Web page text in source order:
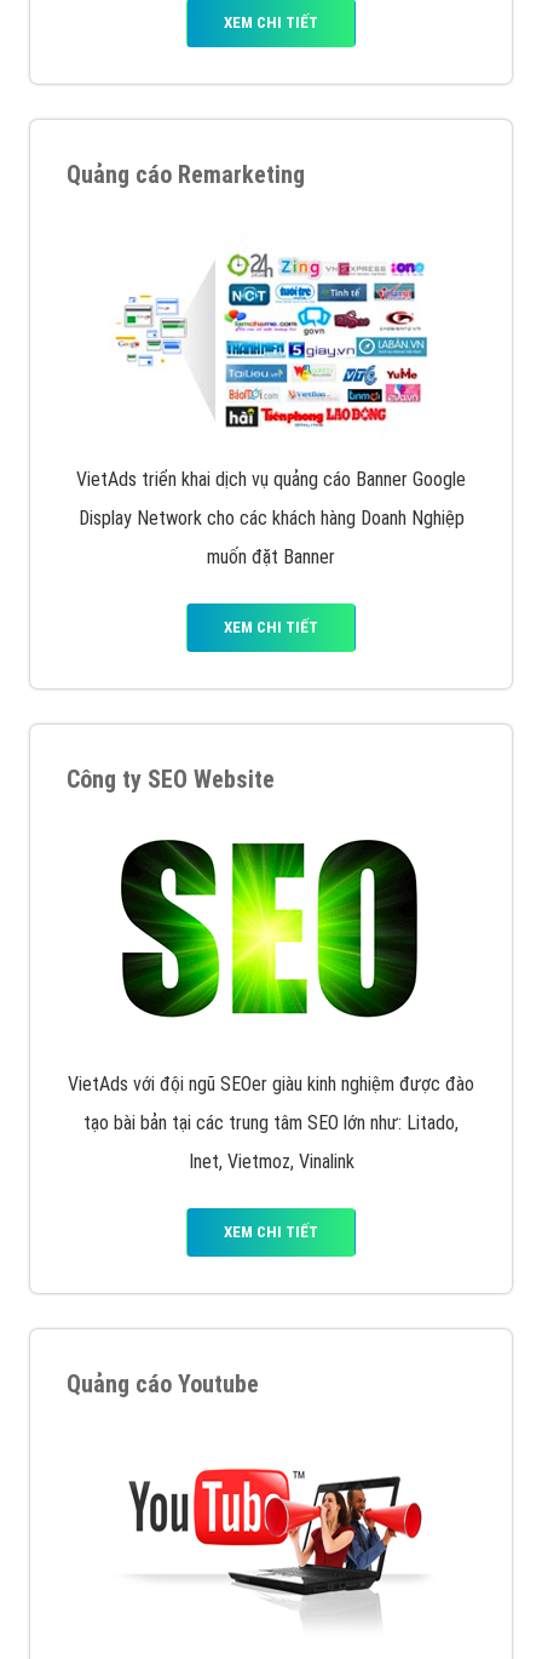
XEM CHI TIẾT
Quảng cáo Remarketing
VietAds triển khai dịch vụ quảng cáo Banner Google
Display Network cho các khách hàng Doanh Nghiệp
muốn đặt Banner
XEM CHI TIẾT
Công ty SEO Website
VietAds với đội ngũ SEOer giàu kinh nghiệm được đào
tạo bài bản tại các trung tâm SEO lớn như: Litado,
Inet, Vietmoz, Vinalink
XEM CHI TIẾT
Quảng cáo Youtube